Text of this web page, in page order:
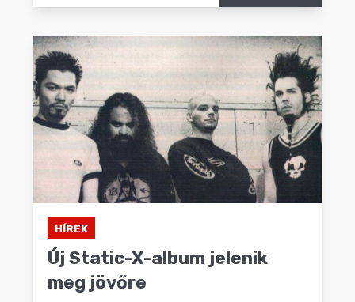
HÍREK
Új Static-X-album jelenik
meg jövőre